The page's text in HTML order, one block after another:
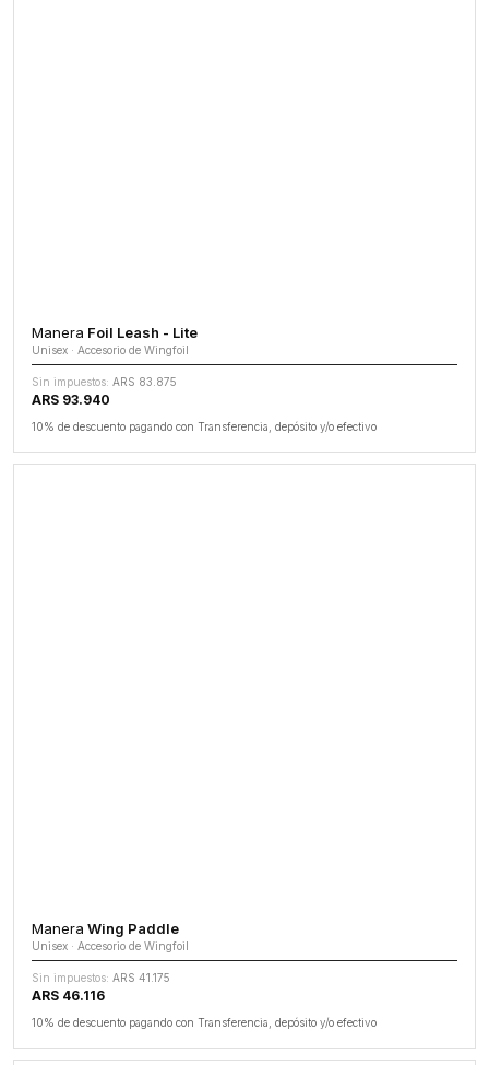
Manera Foil Leash - Lite
Unisex · Accesorio de Wingfoil
Sin impuestos: ARS 83.875
ARS 93.940
10% de descuento pagando con Transferencia, depósito y/o efectivo
Manera Wing Paddle
Unisex · Accesorio de Wingfoil
Sin impuestos: ARS 41.175
ARS 46.116
10% de descuento pagando con Transferencia, depósito y/o efectivo